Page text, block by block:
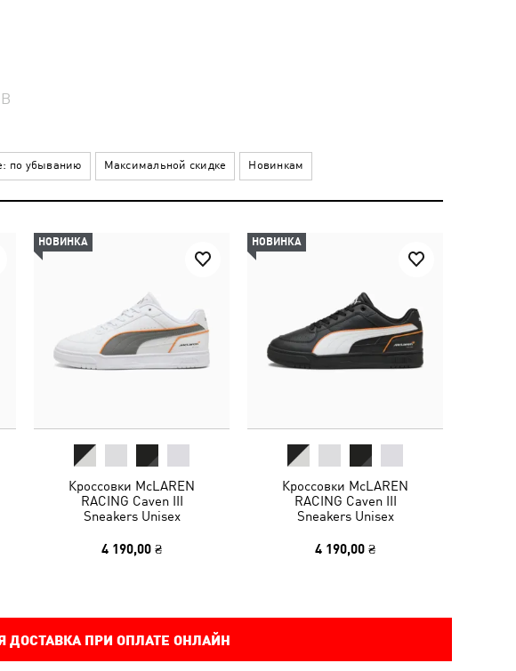
по убыванию Максимальной скидке Новинкам
НОВИНКА
Кроссовки McLAREN
RACING Caven III
Sneakers Unisex
4 190,00 ₴
НОВИНКА
Кроссовки McLAREN
RACING Caven III
Sneakers Unisex
4 190,00 ₴
ДОСТАВКА ПРИ ОПЛАТЕ ОНЛАЙН